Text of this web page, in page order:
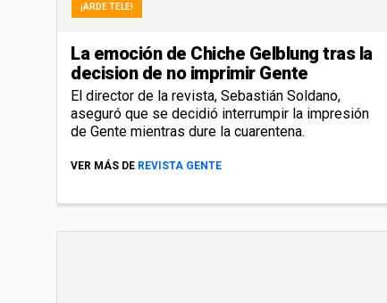
¡ARDE TELE!
La emoción de Chiche Gelblung tras la
decision de no imprimir Gente
El director de la revista, Sebastián Soldano,
aseguró que se decidió interrumpir la impresión
de Gente mientras dure la cuarentena.
VER MÁS DE REVISTA GENTE